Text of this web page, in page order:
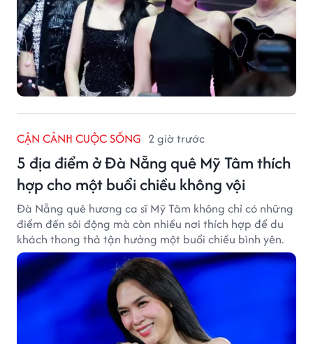
CẬN CẢNH CUỘC SỐNG 2 giờ trước
5 địa điểm ở Đà Nẵng quê Mỹ Tâm thích
hợp cho một buổi chiều không vội
Đà Nẵng quê hương ca sĩ Mỹ Tâm không chỉ có những
điểm đến sôi động mà còn nhiều nơi thích hợp để du
khách thong thả tận hưởng một buổi chiều bình yên.